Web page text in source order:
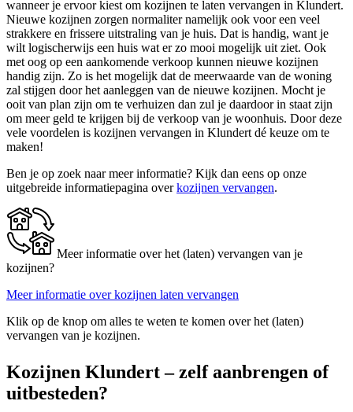
wanneer je ervoor kiest om kozijnen te laten vervangen in Klundert.
Nieuwe kozijnen zorgen normaliter namelijk ook voor een veel
strakkere en frissere uitstraling van je huis. Dat is handig, want je
wilt logischerwijs een huis wat er zo mooi mogelijk uit ziet. Ook
met oog op een aankomende verkoop kunnen nieuwe kozijnen
handig zijn. Zo is het mogelijk dat de meerwaarde van de woning
zal stijgen door het aanleggen van de nieuwe kozijnen. Mocht je
ooit van plan zijn om te verhuizen dan zul je daardoor in staat zijn
om meer geld te krijgen bij de verkoop van je woonhuis. Door deze
vele voordelen is kozijnen vervangen in Klundert dé keuze om te
maken!
Ben je op zoek naar meer informatie? Kijk dan eens op onze
uitgebreide informatiepagina overkozijnen vervangen.
Meer informatie over het (laten) vervangen van je
kozijnen?
Meer informatie over kozijnen laten vervangen
Klik op de knop om alles te weten te komen over het (laten)
vervangen van je kozijnen.
Kozijnen Klundert – zelf aanbrengen of
uitbesteden?